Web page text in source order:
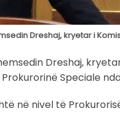
Dreshaj, kryetar i
Dreshaj,
Speciale
në nivel të